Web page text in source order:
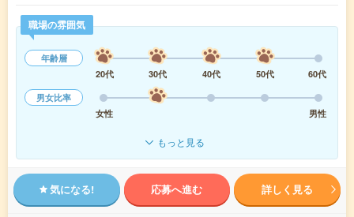
職場の雰囲気
年齢層
20代
30代 40代 50代
60代
男女比率
女性
男性
もっと見る
気になる! 応募へ進む 詳しく見る